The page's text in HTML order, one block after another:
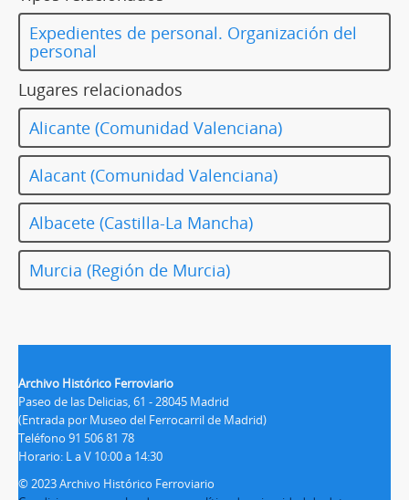
Expedientes de personal. Organización del
personal
Lugares relacionados
Alicante (Comunidad Valenciana)
Alacant (Comunidad Valenciana)
Albacete (Castilla-La Mancha)
Murcia (Región de Murcia)
Archivo Histórico Ferroviario
Paseo de las Delicias, 61 - 28045 Madrid
(Entrada por Museo del Ferrocarril de Madrid)
Teléfono 91 506 81 78
Horario: L a V 10:00 a 14:30
© 2023 Archivo Histórico Ferroviario